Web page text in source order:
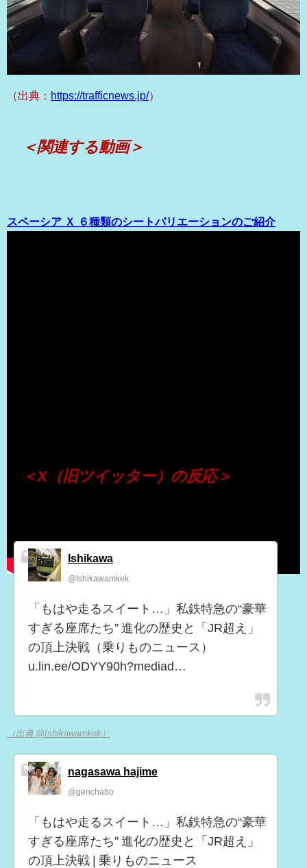
（出典： https://trafficnews.jp/）
＜関連する動画＞
スペーシア Ｘ ６種類のシートバリエーションのご紹介
＜X（旧ツイッター）の反応＞
Ishikawa
@Ishikawamkek
「もはや走るスイート…」私鉄特急の“豪華
すぎる座席たち” 進化の歴史と「JR超え」
の頂上決戦（乗りものニュース）
u.lin.ee/ODYY90h?mediad…
（出典 @Ishikawamkek）
nagasawa hajime
@genchabo
「もはや走るスイート…」私鉄特急の“豪華
すぎる座席たち” 進化の歴史と「JR超え」
の頂上決戦 | 乗りものニュース